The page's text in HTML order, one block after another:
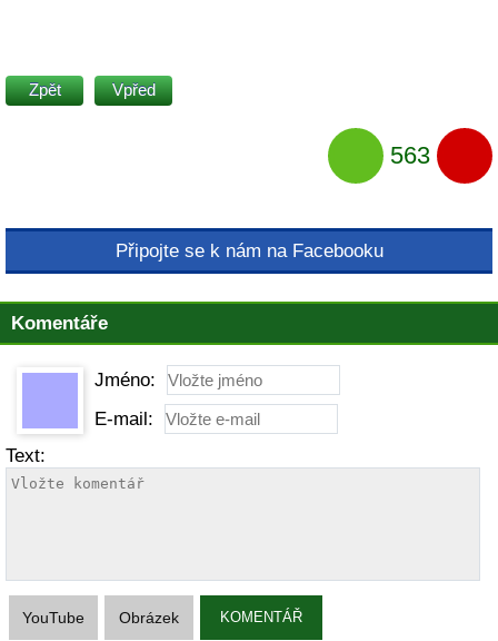
Zpět Vpřed
563
Připojte se k nám na Facebooku
Komentáře
Jméno:
E-mail:
Text:
YouTube Obrázek KOMENTÁŘ